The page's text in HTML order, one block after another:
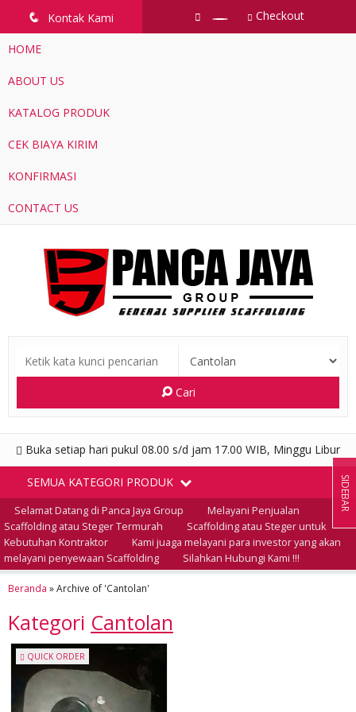
q Kontak Kami Checkout
HOME
ABOUT US
KATALOG PRODUK
CEK BIAYA KIRIM
KONFIRMASI
CONTACT US
Cari
Buka setiap hari pukul 08.00 s/d jam 17.00 WIB, Minggu Libur
SEMUA KATEGORI PRODUK
Selamat Datang di Panca Jaya Group
Melayani Penjualan
Scaffolding atau Steger Termurah
Scaffolding atau Steger untuk
Kebutuhan Kontraktor
Kami juaga melayani para investor yang akan
melayani penyewaan Scaffolding
Silahkan Hubungi Kami !!!
Beranda »Archive of 'Cantolan'
Kategori Cantolan
QUICK ORDER
SIDEBAR